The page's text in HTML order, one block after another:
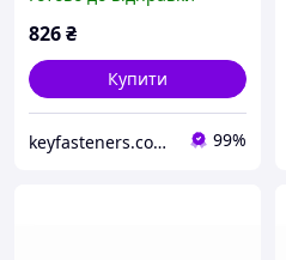
пачка
826₴
Купити
keyfasteners.com.ua 99%